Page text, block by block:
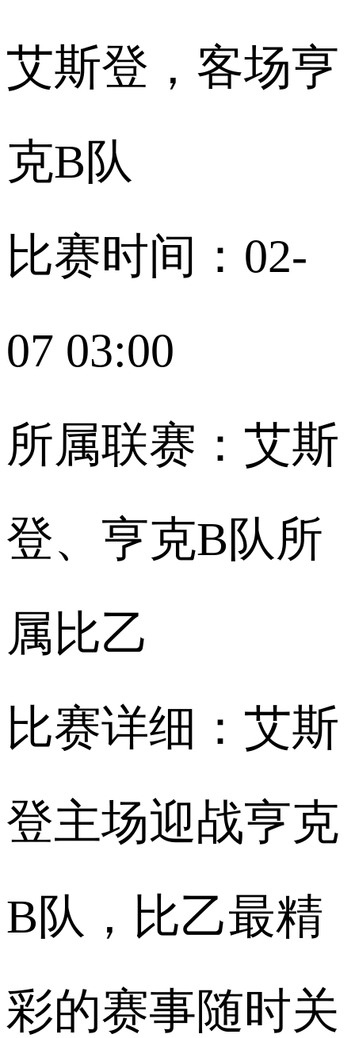
艾斯登，客场亨
克B队
比赛时间：02-
07 03:00
所属联赛：艾斯
登、亨克B队所
属比乙
比赛详细：艾斯
登主场迎战亨克
B队，比乙最精
彩的赛事随时关